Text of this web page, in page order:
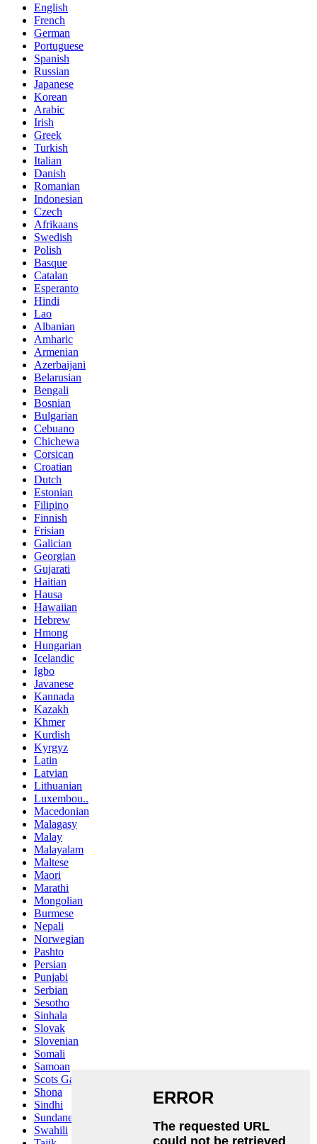
English
French
German
Portuguese
Spanish
Russian
Japanese
Korean
Arabic
Irish
Greek
Turkish
Italian
Danish
Romanian
Indonesian
Czech
Afrikaans
Swedish
Polish
Basque
Catalan
Esperanto
Hindi
Lao
Albanian
Amharic
Armenian
Azerbaijani
Belarusian
Bengali
Bosnian
Bulgarian
Cebuano
Chichewa
Corsican
Croatian
Dutch
Estonian
Filipino
Finnish
Frisian
Galician
Georgian
Gujarati
Haitian
Hausa
Hawaiian
Hebrew
Hmong
Hungarian
Icelandic
Igbo
Javanese
Kannada
Kazakh
Khmer
Kurdish
Kyrgyz
Latin
Latvian
Lithuanian
Luxembou..
Macedonian
Malagasy
Malay
Malayalam
Maltese
Maori
Marathi
Mongolian
Burmese
Nepali
Norwegian
Pashto
Persian
Punjabi
Serbian
Sesotho
Sinhala
Slovak
Slovenian
Somali
Samoan
Scots Gaelic
Shona
Sindhi
Sundanese
Swahili